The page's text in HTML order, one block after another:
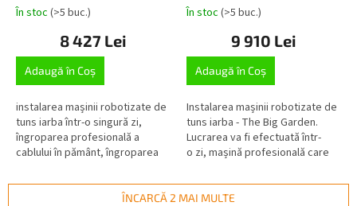
În stoc (>5 buc.)
8 427 Lei
Adaugă în Coş
instalarea mașinii robotizate de
tuns iarba într-o singură zi,
îngroparea profesională a
cablului în pământ, îngroparea
deteriorarea cablului
În stoc (>5 buc.)
9 910 Lei
Adaugă în Coş
Instalarea mașinii robotizate de
tuns iarba - The Big Garden.
Lucrarea va fi efectuată într-
o zi, mașină profesională care
pământ, îngropare...
ÎNCARCĂ 2 MAI MULTE